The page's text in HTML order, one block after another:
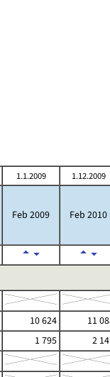
1.1.2009 1.12.2009
Feb 2009 Feb 2010
10 624
11
1 795
2